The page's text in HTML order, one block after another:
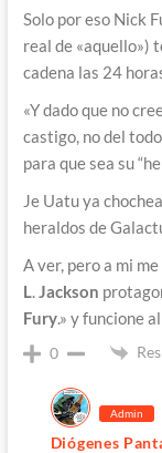
Solo por eso Nick
real de «aquello»)
cadena las 24
«Y dado que no
castigo, no del
para que sea su
Je Uatu ya
heraldos de
A ver, pero a mi
L
Jackson
Fury.» y funcione
0
Admin
Diógenes